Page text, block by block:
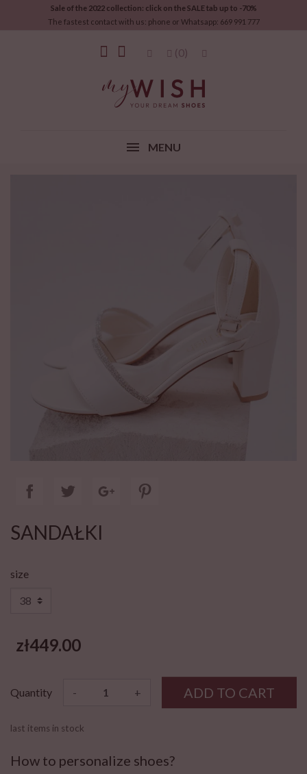
Sale of the 2022 collection: click on the SALE tab up to -70%
The fastest contact with us: phone or Whatsapp: 669 991 777
(0)
MENU
SANDAŁKI
size
zł449.00
Quantity - + ADD TO CART
last items in stock
How to personalize shoes?